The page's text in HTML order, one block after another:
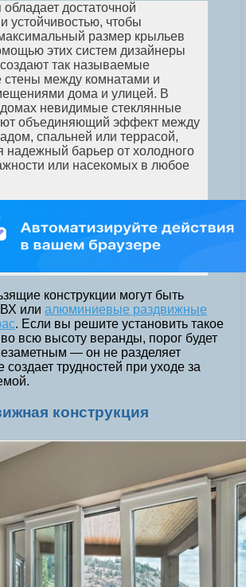
обладает достаточной
устойчивостью, чтобы
размер крыльев
этих систем дизайнеры
так называемые
стены между комнатами и
дома и улицей. В
невидимые стеклянные
объединяющий эффект между
спальней или террасой,
надежный барьер от холодного
или насекомых в любое
конструкции могут быть
или алюминиевые раздвижные
. Если вы решите установить такое
всю высоту веранды, порог будет
— он не разделяет
создает трудностей при уходе за
конструкция